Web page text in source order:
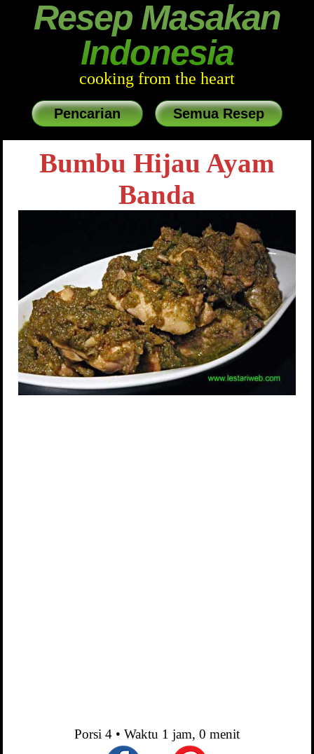
Resep Masakan
Indonesia
cooking from the heart
Pencarian Semua Resep
Bumbu Hijau Ayam
Banda
Porsi 4• Waktu 1 jam, 0 menit